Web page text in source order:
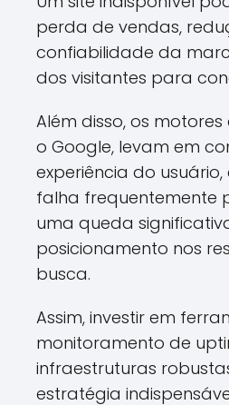
perda de vendas,
confiabilidade da
dos visitantes para
Além disso, os
o Google, levam em
experiência do usuário,
falha frequentemente
uma queda
posicionamento nos
busca.
Assim, investir em
monitoramento de
infraestruturas
estratégia